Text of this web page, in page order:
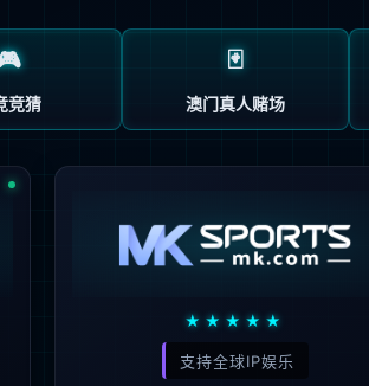
抱歉，页面无法访问...